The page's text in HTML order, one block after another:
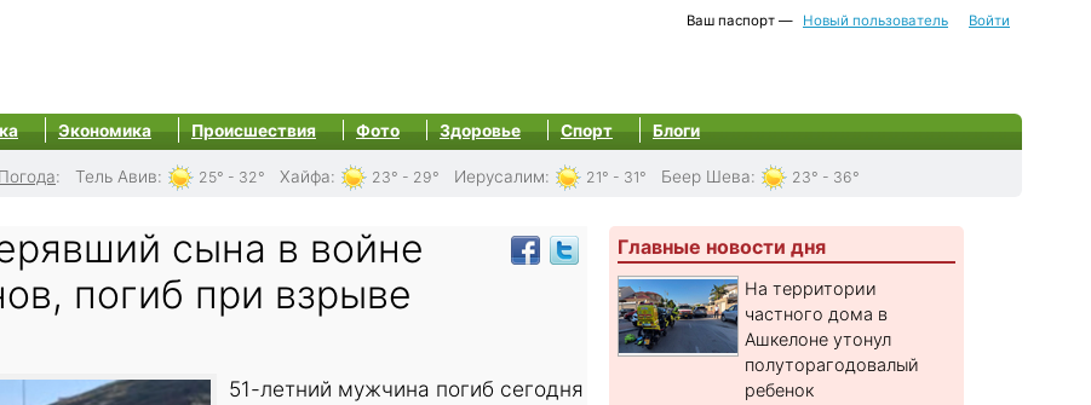
Ваш паспорт — Новый пользователь Войти
Экономика Происшествия Фото Здоровье Спорт Блоги
Погода: Тель Авив: 25° - 32° Хайфа: 23° - 29° Иерусалим: 21° - 31° Беер Шева: 23° - 36°
сына в войне
погиб при взрыве
51-летний мужчина погиб сегодня
Главные новости дня
На территории
частного дома в
Ашкелоне утонул
полуторагодовалый
ребенок